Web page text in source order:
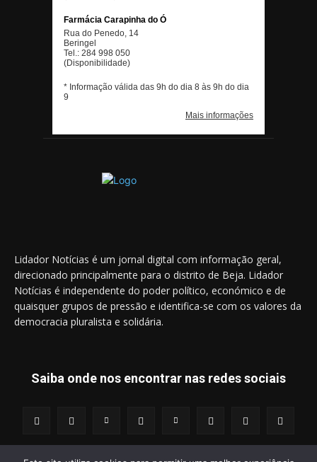
Lidador Notícias é um jornal digital com informação geral,
direcionado principalmente para o distrito de Beja. Lidador
Notícias é independente do poder político, económico e de
quaisquer grupos de pressão e identifica-se com os valores da
democracia pluralista e solidária.
Saiba onde nos encontrar nas redes sociais